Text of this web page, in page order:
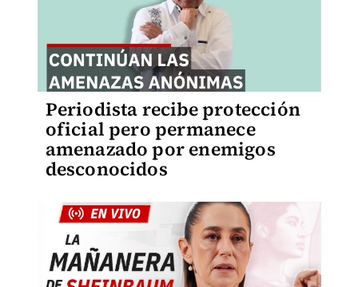
Periodista recibe protección
oficial pero permanece
amenazado por enemigos
desconocidos